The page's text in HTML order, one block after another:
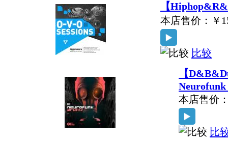
【
本店售价： ￥
比较
【
本店售价
比